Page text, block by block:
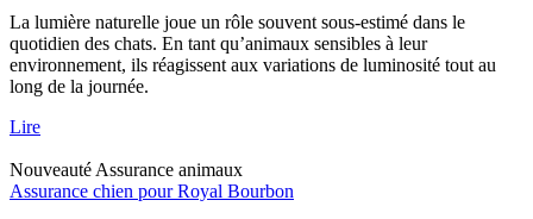
La lumière naturelle joue un rôle souvent sous-estimé dans le
quotidien des chats. En tant qu’animaux sensibles à leur
environnement, ils réagissent aux variations de luminosité tout au
long de la journée.
Lire
Nouveauté Assurance animaux
Assurance chien pour Royal Bourbon